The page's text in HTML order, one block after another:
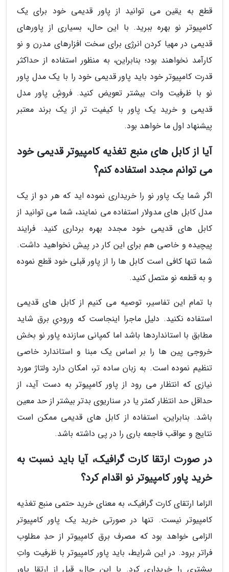
قطع به یقین می توانید از پاور قدیمی خود برای یک
کامپیوتر نو بهره ببرید. با این حال، بسیاری از پاورهای
قدیمی در مهیا کردن انرژی برای سخت افزارهای مدرن و نو
کارآمد نخواهند بود؛ بنابراین، به منظور استفاده از حداکثر
قدرت کامپیوتر خود باید پاور قدیمی خود را با یک مدل پاور
نو با ظرفیت وات بیشتر تعویض کنید. فروشِ پاور مدل
قدیمی و خرید یک پاور با کیفیت تر از یک برند معتبر
پیشنهاد اول ما خواهد بود.
آیا از کابل های منبع تغذیه کامپیوتر قدیمی خود
می توانم مجدد استفاده کنم؟
اگر شما یک پاور نو را خریداری نموده اید که هر دو از یک
مدل کابل های مدولار استفاده می نمایند، شما می توانید از
کابل های قدیمی خود مجدد بهره برداری کنید. فرایند
پیچیده و خاصی هم برای این کار در پیش نخواهید داشت.
شما تنها کافی است کابل ها را از پاور قبلی خود قطع نموده
و به قطعه نو متصل کنید.
با تمام این تفاسیر، توصیه می کنیم از کابل های قدیمی
استفاده نکنید. دلیل ماجرا اینجاست که ورودیِ برق شاید
مطابق با استانداردها باشد اما کمپانی سازنده پاور نو بخش
خروجی پین ها را بر اساس یک مبنا و استاندارد خاصی
تنظیم نموده است. به زبان ساده تر، امکان دارد ولتاژ مورد
نیازی که انتظار می رود از پاور کامپیوتر به دست آید، از
حداقل حد انتظار کمتر یا در سناریوی بدتر بیشتر از حد معین
باشد. بنابراین، استفاده از کابل های قدیمی ممکن است
نتایج و عواقب فاجعه باری را در پی داشته باشد.
در صورت ارتقا کارت گرافیک، آیا باید نسبت به
خرید پاور کامپیوتر نو اقدام کرد؟
الزاما ارتقای کارت گرافیک، به معنای خرید حتمی منبع تغذیه
کامپیوتر نیست. تنها در صورتی خرید یک پاور کامپیوتر
الزامی خواهد بود که مصرف برق کامپیوتر از حدِ مطلوب
فراتر برود. در این شرایط، باید پاور کامپیوتر با ظرفیت واتِ
بیشتری را خریداری کرد. با این حال، قبل از ارتقا پاور